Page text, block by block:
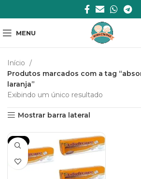
MENU
Início
Produtos marcados com a tag
laranja”
Exibindo um único resultado
Mostrar barra lateral
-17%